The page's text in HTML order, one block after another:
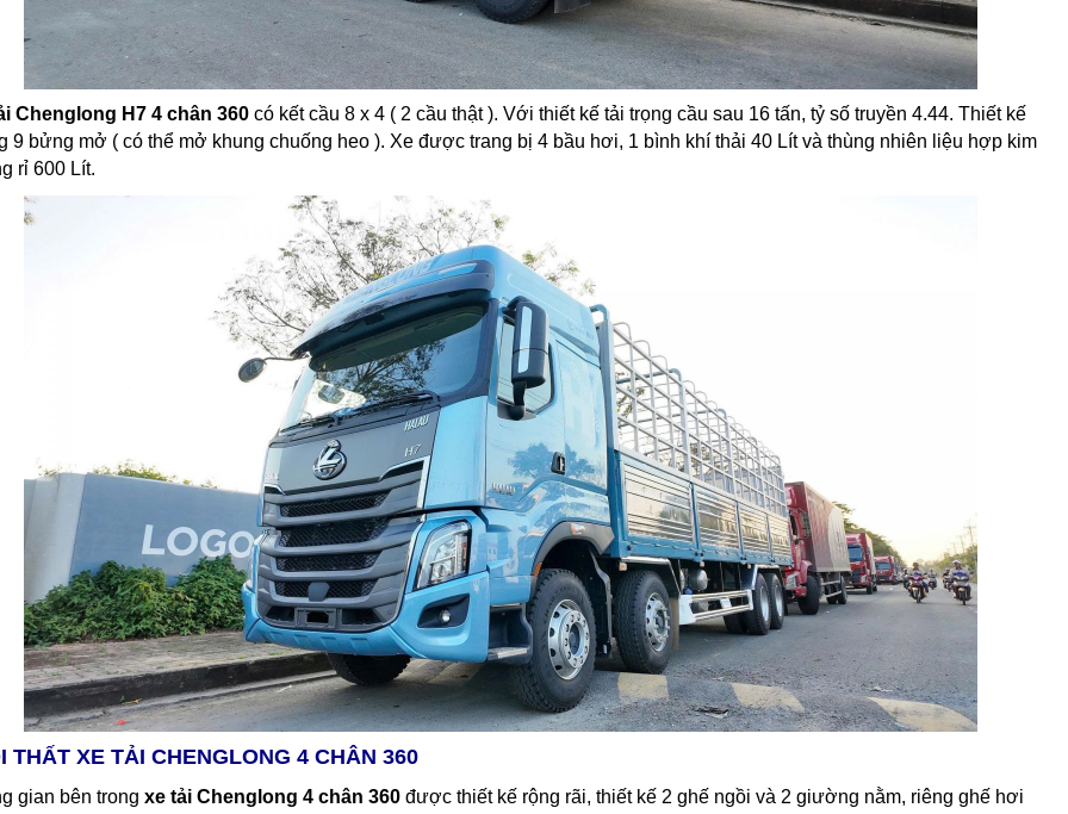
Chenglong H7 4 chân 360có kết cầu 8 x 4 ( 2 cầu thật ). Với thiết kế tải trọng cầu sau 16 tấn, tỷ số truyền 4.44. Thiết kế
9 bửng mở ( có thể mở khung chuống heo ). Xe được trang bị 4 bầu hơi, 1 bình khí thải 40 Lít và thùng nhiên liệu hợp kim
rỉ 600 Lít.
THẤT XE TẢI CHENGLONG 4 CHÂN 360
gian bên trong xe tải Chenglong 4 chân 360được thiết kế rộng rãi, thiết kế 2 ghế ngồi và 2 giường nằm, riêng ghế hơi